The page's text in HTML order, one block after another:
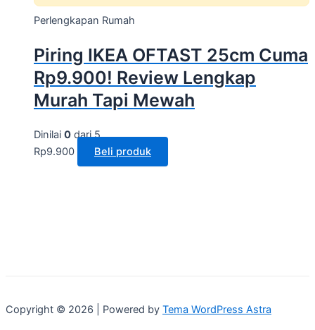
Perlengkapan Rumah
Piring IKEA OFTAST 25cm Cuma
Rp9.900! Review Lengkap
Murah Tapi Mewah
Dinilai 0 dari 5
Rp9.900 Beli produk
Copyright © 2026 | Powered by Tema WordPress Astra